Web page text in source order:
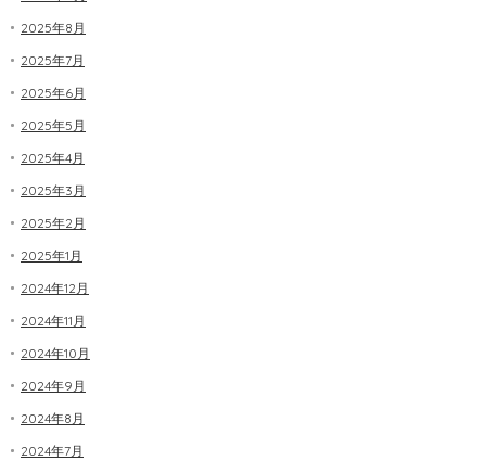
2025年8月
2025年7月
2025年6月
2025年5月
2025年4月
2025年3月
2025年2月
2025年1月
2024年12月
2024年11月
2024年10月
2024年9月
2024年8月
2024年7月